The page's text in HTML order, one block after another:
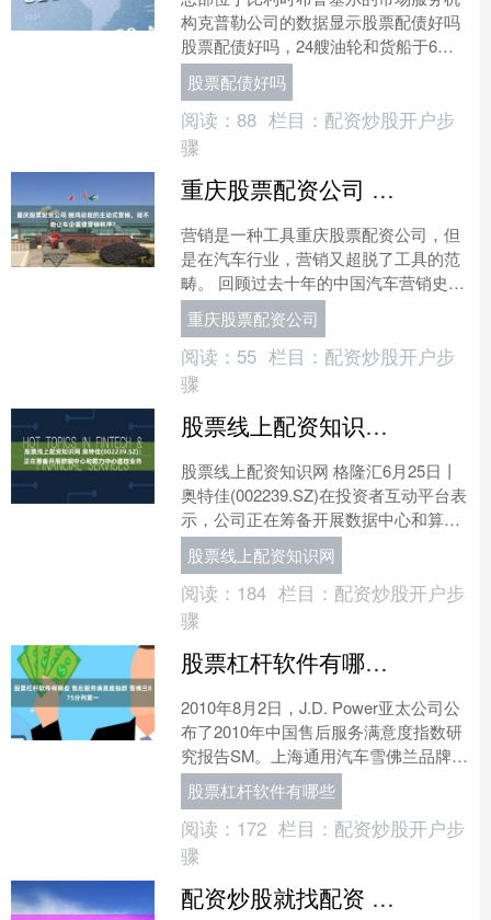
构克普勒公司的数据显示股票配债好吗
股票配债好吗，24艘油轮和货船于6月
29日通过霍尔木兹海峡，表明这一全球
重要能源运输通道航运....
股票配债好吗
阅读： 88 栏目： 配资炒股开户步
骤
重庆股票配资公司 鲸鸿动能的主动式营销，能不能让车企重建营销秩序？
营销是一种工具重庆股票配资公司，但
是在汽车行业，营销又超脱了工具的范
畴。 回顾过去十年的中国汽车营销史，
本质上是一场流量工具的演进史。在过
往的垂媒黄金时代，垂直....
重庆股票配资公司
阅读： 55 栏目： 配资炒股开户步
骤
股票线上配资知识网 奥特佳(002239.SZ)：正在筹备开展数据中心和算力中心温控业务
股票线上配资知识网 格隆汇6月25日丨
奥特佳(002239.SZ)在投资者互动平台表
示，公司正在筹备开展数据中心和算力
中心温控业务。....
股票线上配资知识网
阅读： 184 栏目： 配资炒股开户步
骤
股票杠杆软件有哪些 售后服务满意度指数 雪佛兰875分列第一
2010年8月2日，J.D. Power亚太公司公
布了2010年中国售后服务满意度指数研
究报告SM。上海通用汽车雪佛兰品牌获
得875的总分，在研究所涉及的52个....
股票杠杆软件有哪些
阅读： 172 栏目： 配资炒股开户步
骤
配资炒股就找配资 北京洪水口村：绿富同兴 乐享山水(4)